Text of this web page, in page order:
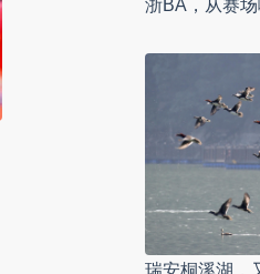
浙BA，从赛
瑞安桐溪湖，